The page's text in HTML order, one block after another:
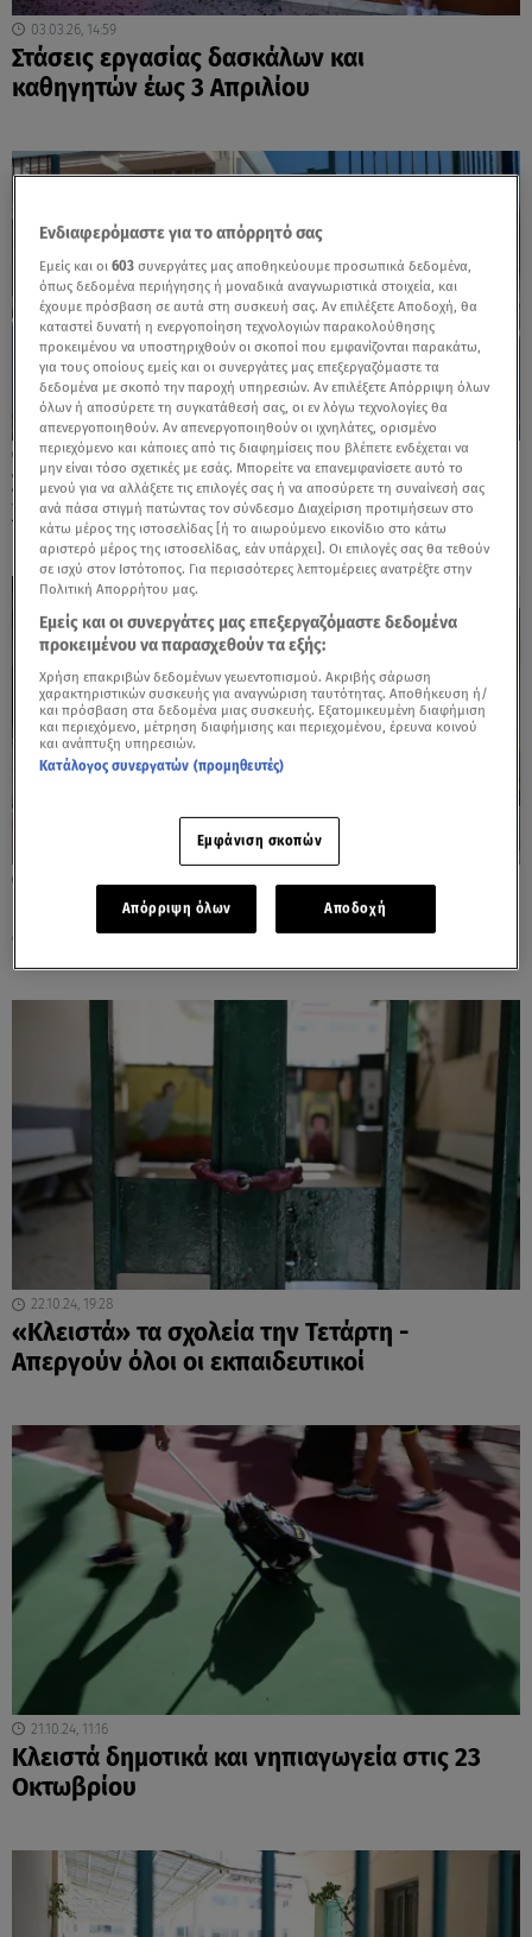
03.03.26, 14:59
Στάσεις εργασίας δασκάλων και
καθηγητών έως 3 Απριλίου
03.12.24, 14:42
Σχολεία: Τρίωρες στάσεις εργασίας μέχρι τα
Χριστούγεννα
Κλειστά σήμερα τα σχολεία – Κανονικά η
απεργία των εκπαιδευτικών
22.10.24, 19:28
«Κλειστά» τα σχολεία την Τετάρτη -
Απεργούν όλοι οι εκπαιδευτικοί
21.10.24, 11:16
Κλειστά δημοτικά και νηπιαγωγεία στις 23
Οκτωβρίου
Ενδιαφερόμαστε για το απόρρητό σας
Εμείς και οι603 συνεργάτες μας αποθηκεύουμε προσωπικά δεδομένα,
όπως δεδομένα περιήγησης ή μοναδικά αναγνωριστικά στοιχεία, και
έχουμε πρόσβαση σε αυτά στη συσκευή σας. Αν επιλέξετε Αποδοχή, θα
καταστεί δυνατή η ενεργοποίηση τεχνολογιών παρακολούθησης
προκειμένου να υποστηριχθούν οι σκοποί που εμφανίζονται παρακάτω,
για τους οποίους εμείς και οι συνεργάτες μας επεξεργαζόμαστε τα
δεδομένα με σκοπό την παροχή υπηρεσιών. Αν επιλέξετε Απόρριψη όλων
όλων ή αποσύρετε τη συγκατάθεσή σας, οι εν λόγω τεχνολογίες θα
απενεργοποιηθούν. Αν απενεργοποιηθούν οι ιχνηλάτες, ορισμένο
περιεχόμενο και κάποιες από τις διαφημίσεις που βλέπετε ενδέχεται να
μην είναι τόσο σχετικές με εσάς. Μπορείτε να επανεμφανίσετε αυτό το
μενού για να αλλάξετε τις επιλογές σας ή να αποσύρετε τη συναίνεσή σας
ανά πάσα στιγμή πατώντας τον σύνδεσμο Διαχείριση προτιμήσεων στο
κάτω μέρος της ιστοσελίδας [ή το αιωρούμενο εικονίδιο στο κάτω
αριστερό μέρος της ιστοσελίδας, εάν υπάρχει]. Οι επιλογές σας θα τεθούν
σε ισχύ στον Ιστότοπος. Για περισσότερες λεπτομέρειες ανατρέξτε στην
Πολιτική Απορρήτου μας.
Εμείς και οι συνεργάτες μας επεξεργαζόμαστε δεδομένα
προκειμένου να παρασχεθούν τα εξής:
Χρήση επακριβών δεδομένων γεωεντοπισμού. Ακριβής σάρωση
χαρακτηριστικών συσκευής για αναγνώριση ταυτότητας. Αποθήκευση ή/
και πρόσβαση στα δεδομένα μιας συσκευής. Εξατομικευμένη διαφήμιση
και περιεχόμενο, μέτρηση διαφήμισης και περιεχομένου, έρευνα κοινού
και ανάπτυξη υπηρεσιών.
Κατάλογος συνεργατών (προμηθευτές)
Εμφάνιση σκοπών
Απόρριψη όλων Αποδοχή